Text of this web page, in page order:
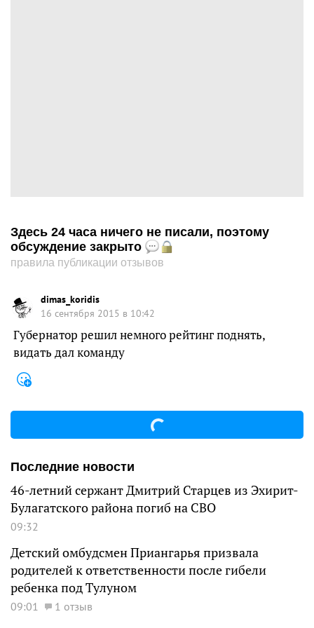
Здесь 24 часа ничего не писали, поэтому
обсуждение закрыто
правила публикации отзывов
dimas_koridis
16 сентября 2015 в 10:42
Губернатор решил немного рейтинг поднять,
видать дал команду
Последние новости
46-летний сержант Дмитрий Старцев из Эхирит-
Булагатского района погиб на СВО
09:32
Детский омбудсмен Приангарья призвала
родителей к ответственности после гибели
ребенка под Тулуном
09:01 1 отзыв